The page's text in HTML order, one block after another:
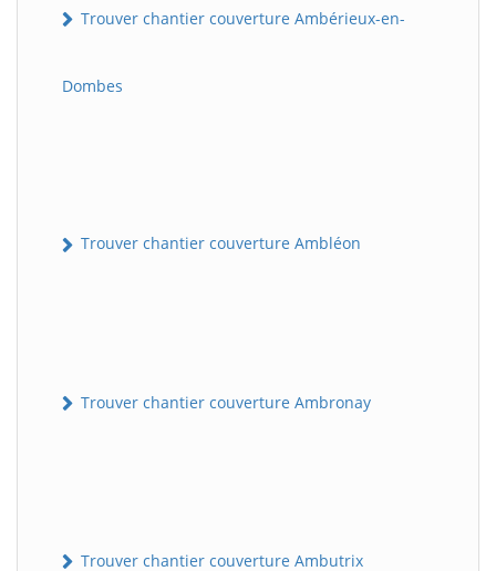
Trouver chantier couverture Ambérieux-en-
Dombes
Trouver chantier couverture Ambléon
Trouver chantier couverture Ambronay
Trouver chantier couverture Ambutrix